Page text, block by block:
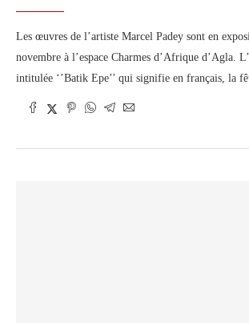
Les œuvres de l’artiste Marcel Padey sont en
novembre à l’espace Charmes d’Afrique d’Agla.
intitulée ‘’Batik Epe’’ qui signifie en français, la